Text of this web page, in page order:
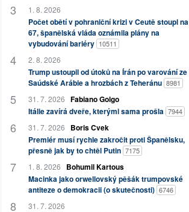
1. 8. 2026
Počet obětí v pohraniční krizi v Ceutě stoupl na
67, španělská vláda oznámila plány na
vybudování bariéry 10511
2. 8. 2026
Trump ustoupil od útoků na Írán po varování ze
Saúdské Arábie a hrozbách z Teheránu 8981
31. 7. 2026 Fabiano Golgo
Itálie zavírá dveře, kterými sama prošla 7944
31. 7. 2026
Boris Cvek
Premiér musí rychle zakročit proti Španělsku,
přesně jak by to chtěl Putin 7175
1. 8. 2026
Bohumil Kartous
Macinka jako orwellovský pěšák trumpovské
antiteze o demokracii (o skutečnosti) 6746
31. 7. 2026